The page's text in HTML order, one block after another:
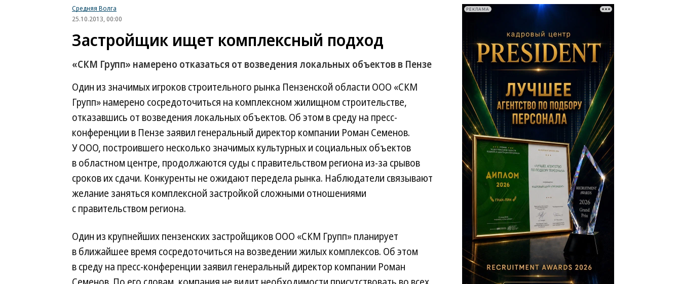
Средняя Волга
25.10.2013, 00:00
Застройщик ищет комплексный подход
«СКМ Групп» намерено отказаться от возведения локальных объектов в Пензе
Один из значимых игроков строительного рынка Пензенской области ООО «СКМ
Групп» намерено сосредоточиться на комплексном жилищном строительстве,
отказавшись от возведения локальных объектов. Об этом в среду на пресс-
конференции в Пензе заявил генеральный директор компании Роман Семенов.
У ООО, построившего несколько значимых культурных и социальных объектов
в областном центре, продолжаются суды с правительством региона из-за срывов
сроков их сдачи. Конкуренты не ожидают передела рынка. Наблюдатели связывают
желание заняться комплексной застройкой сложными отношениями
с правительством региона.
Один из крупнейших пензенских застройщиков ООО «СКМ Групп» планирует
в ближайшее время сосредоточиться на возведении жилых комплексов. Об этом
в среду на пресс-конференции заявил генеральный директор компании Роман
РЕКЛАМА